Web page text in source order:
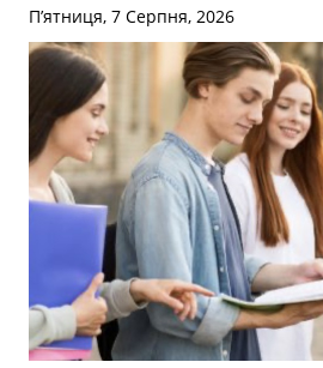
П’ятниця, 7 Серпня, 2026